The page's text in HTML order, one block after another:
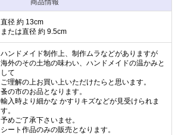
直径 約 13cm
または直径 約 9.5cm
ハンドメイド制作上、制作ムラなどがありますが
海外のその土地の味わい、ハンドメイドの温かみと
して
ご理解の上お買い上いただけたらと思います。
蚤の市のお品となります。
輸入時より細かな かすりキズなどが見受けられま
す。
予めご了承下さいませ。
シート作品のみの販売となります。